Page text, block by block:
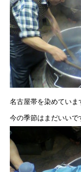
名古屋帯を染めていま
今の季節はまだいいで